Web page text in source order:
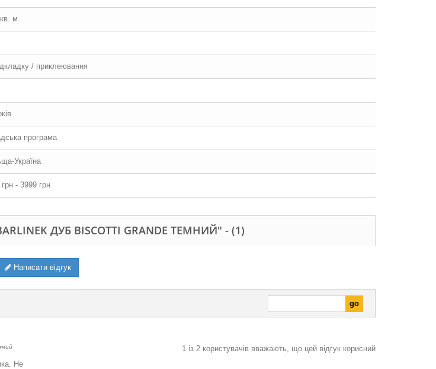
м
/ приклеювання
програма
Україна
- 3999 грн
ДУБ BISCOTTI GRANDE ТЕМНИЙ" - (1)
Написати відгук
1 із 2 користувачів вважають, що цей відгук корисний
Не